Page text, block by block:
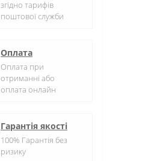
згідно тарифів
поштової служби
Оплата
Оплата при
отриманні або
оплата онлайн
Гарантія якості
100% Гарантія без
ризику